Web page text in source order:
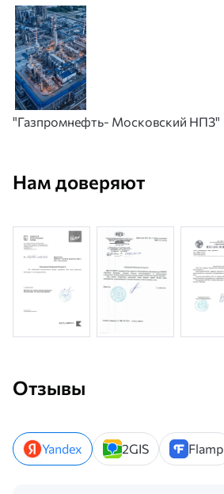
"Газпромнефть- Московский НПЗ"
Нам доверяют
Отзывы
Yandex 2GIS Flamp